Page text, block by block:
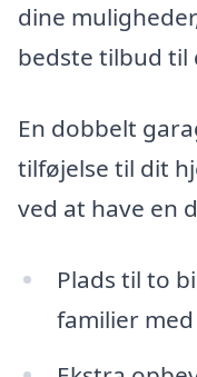
dine
bedste tilbud til
En dobbelt
tilføjelse til dit
ved at have en
Plads til to
familier